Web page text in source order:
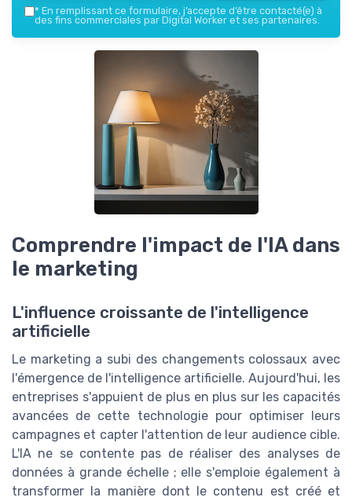
* En remplissant ce formulaire, j’accepte d’être contacté(e) à
des fins commerciales par Digital Worker et ses partenaires.
Comprendre l'impact de l'IA dans
le marketing
L'influence croissante de l'intelligence
artificielle
Le marketing a subi des changements colossaux avec
l'émergence de l'intelligence artificielle. Aujourd'hui, les
entreprises s'appuient de plus en plus sur les capacités
avancées de cette technologie pour optimiser leurs
campagnes et capter l'attention de leur audience cible.
L'IA ne se contente pas de réaliser des analyses de
données à grande échelle ; elle s'emploie également à
transformer la manière dont le contenu est créé et